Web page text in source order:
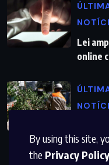
By using this site,
the Privacy Policy
Lei
online
a